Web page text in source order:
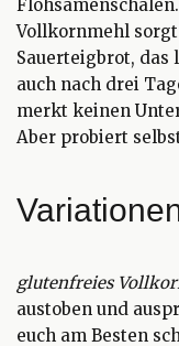
Vollkornmehl
Sauerteigbrot, das
auch nach drei
merkt keinen
Aber probiert
glutenfreies
austoben und
euch am Besten